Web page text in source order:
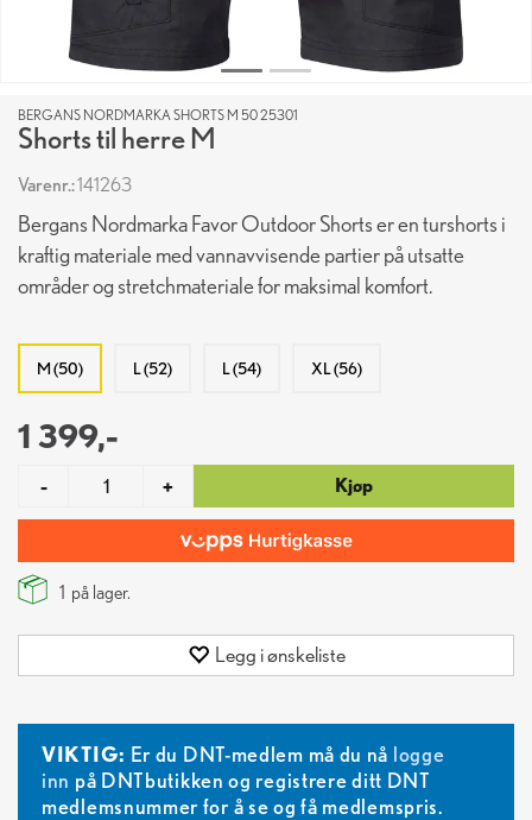
BERGANS NORDMARKA SHORTS M 50 25301
Shorts til herre M
Varenr.:141263
Bergans Nordmarka Favor Outdoor Shorts er en turshorts i
kraftig materiale med vannavvisende partier på utsatte
områder og stretchmateriale for maksimal komfort.
M (50) L (52) L (54) XL (56)
1 399,-
- + Kjøp
1 på lager.
Legg i ønskeliste
VIKTIG: Er du DNT-medlem må du nå logge
inn på DNTbutikken og registrere ditt DNT
medlemsnummer for å se og få medlemspris.